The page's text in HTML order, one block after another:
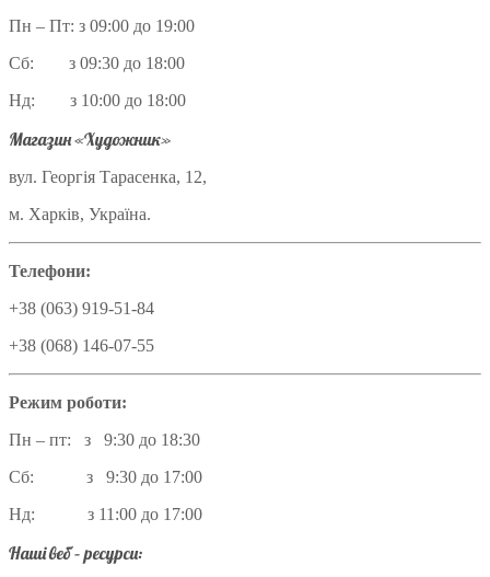
Пн – Пт: з 09:00 до 19:00
Сб: з 09:30 до 18:00
Нд: з 10:00 до 18:00
Магазин «Художник»
вул. Георгія Тарасенка, 12,
м. Харків, Україна.
Телефони:
+38 (063) 919-51-84
+38 (068) 146-07-55
Режим роботи:
Пн – пт: з 9:30 до 18:30
Сб: з 9:30 до 17:00
Нд: з 11:00 до 17:00
Наші веб – ресурси: